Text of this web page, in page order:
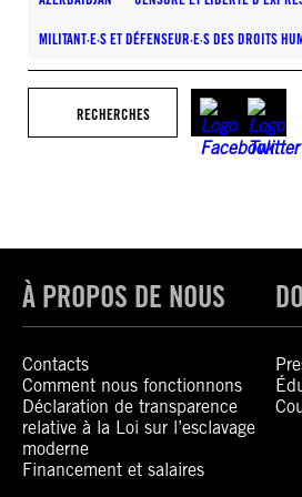
MILITANT·E·S ET DÉFENSEUR·E·S DES DROITS
RECHERCHES
À PROPOS DE NOUS
Contacts
Comment nous fonctionnons
Déclaration de transparence
relative à la Loi sur l’esclavage
moderne
Financement et salaires